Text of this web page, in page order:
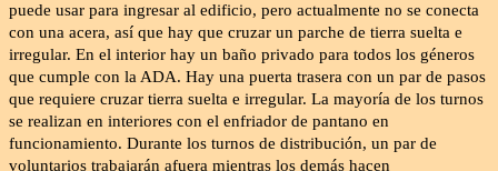
puede usar para ingresar al edificio, pero actualmente no se conecta
con una acera, así que hay que cruzar un parche de tierra suelta e
irregular. En el interior hay un baño privado para todos los géneros
que cumple con la ADA. Hay una puerta trasera con un par de pasos
que requiere cruzar tierra suelta e irregular. La mayoría de los turnos
se realizan en interiores con el enfriador de pantano en
funcionamiento. Durante los turnos de distribución, un par de
voluntarios trabajarán afuera mientras los demás hacen